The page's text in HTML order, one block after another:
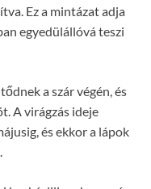
Ez a mintázat adja
egyedülállóvá teszi
a szár végén, és
A virágzás ideje
és ekkor a lápok